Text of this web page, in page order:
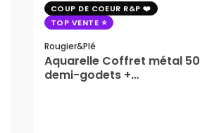
COUP DE COEUR R&P
TOP VENTE
Rougier&plé
Aquarelle Coffret métal 50
demi-godets +